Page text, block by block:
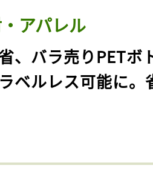
アパレル
、バラ売りPETボ
ベルレス可能に。